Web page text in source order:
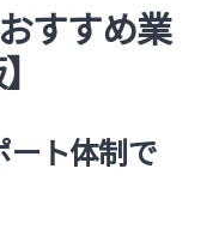
すすめ業
ート体制で